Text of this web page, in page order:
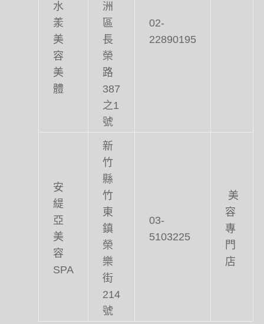
水
羕
美
容
美
體
洲
區
長
榮
路
387
之1
號
02-
22890195
安
緹
亞
美
容
SPA
新
竹
縣
竹
東
鎮
榮
樂
街
214
號
03-
5103225
美
容
專
門
店